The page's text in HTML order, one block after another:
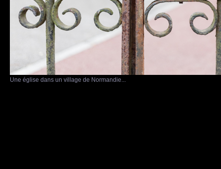
Une église dans un village de Normandie...